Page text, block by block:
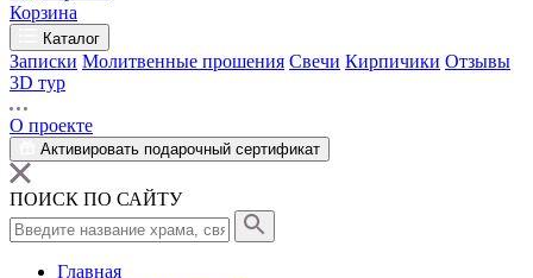
Корзина
Каталог
Записки Молитвенные прошения Свечи Кирпичики Отзывы
3D тур
О проекте
Активировать подарочный сертификат
ПОИСК ПО САЙТУ
Главная